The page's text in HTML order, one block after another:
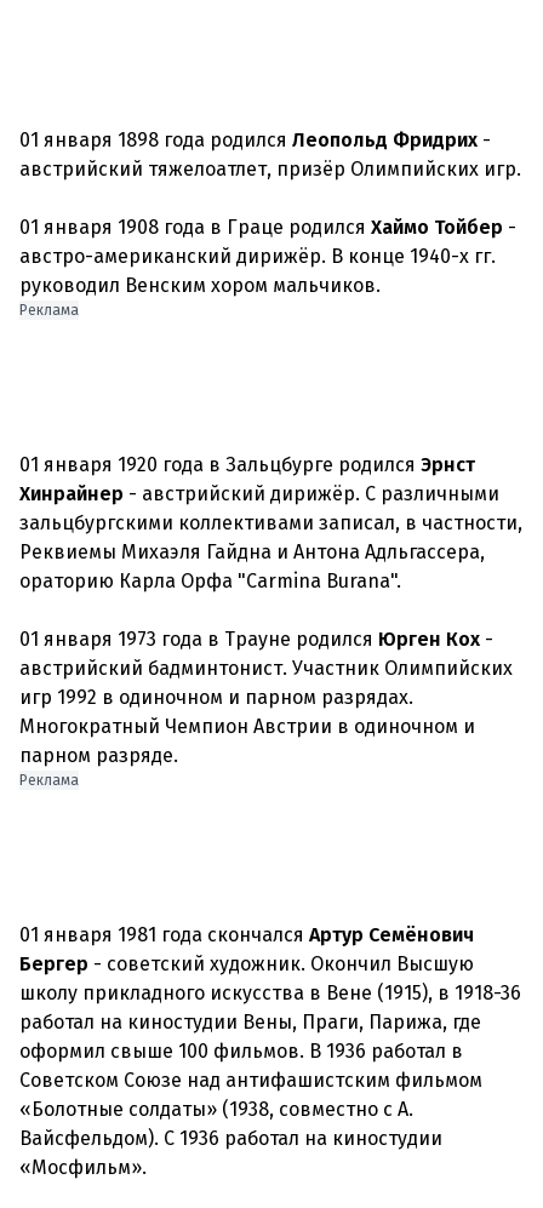
01 января 1898 года родился Леопольд Фридрих -
австрийский тяжелоатлет, призёр Олимпийских игр.
01 января 1908 года в Граце родился Хаймо Тойбер -
австро-американский дирижёр. В конце 1940-х гг.
руководил Венским хором мальчиков.
Реклама
01 января 1920 года в Зальцбурге родился Эрнст
Хинрайнер - австрийский дирижёр. С различными
зальцбургскими коллективами записал, в частности,
Реквиемы Михаэля Гайдна и Антона Адльгассера,
ораторию Карла Орфа "Carmina Burana".
01 января 1973 года в Трауне родился Юрген Кох -
австрийский бадминтонист. Участник Олимпийских
игр 1992 в одиночном и парном разрядах.
Многократный Чемпион Австрии в одиночном и
парном разряде.
Реклама
01 января 1981 года скончался Артур Семёнович
Бергер - советский художник. Окончил Высшую
школу прикладного искусства в Вене (1915), в 1918-36
работал на киностудии Вены, Праги, Парижа, где
оформил свыше 100 фильмов. В 1936 работал в
Советском Союзе над антифашистским фильмом
«Болотные солдаты» (1938, совместно с А.
Вайсфельдом). С 1936 работал на киностудии
«Мосфильм».